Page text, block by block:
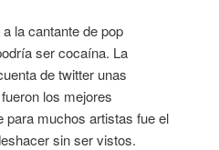
la cantante de pop
ser cocaína. La
de twitter unas
los mejores
para muchos artistas fue el
sin ser vistos.